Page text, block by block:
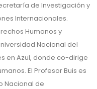
de Investigación y
Internacionales.
Humanos y
Nacional del
en Azul, donde co-dirige
El Profesor Buis es
Nacional de